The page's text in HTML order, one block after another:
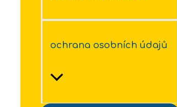
ochrana osobních údajů